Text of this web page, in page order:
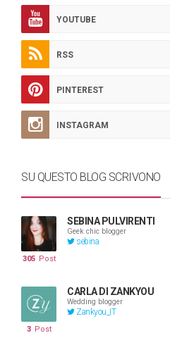
YOUTUBE
RSS
PINTEREST
INSTAGRAM
SU QUESTO BLOG SCRIVONO
SEBINA PULVIRENTI
Geek chic blogger
sebina
305 Post
CARLA DI ZANKYOU
Wedding blogger
Zankyou_IT
3 Post